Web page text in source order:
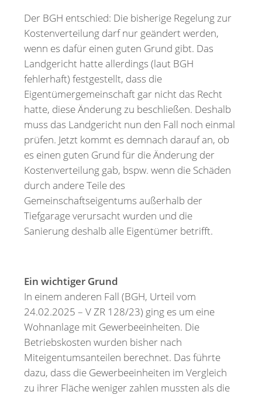
Der BGH entschied: Die bisherige Regelung zur
Kostenverteilung darf nur geändert werden,
wenn es dafür einen guten Grund gibt. Das
Landgericht hatte allerdings (laut BGH
fehlerhaft) festgestellt, dass die
Eigentümergemeinschaft gar nicht das Recht
hatte, diese Änderung zu beschließen. Deshalb
muss das Landgericht nun den Fall noch einmal
prüfen. Jetzt kommt es demnach darauf an, ob
es einen guten Grund für die Änderung der
Kostenverteilung gab, bspw. wenn die Schäden
durch andere Teile des
Gemeinschaftseigentums außerhalb der
Tiefgarage verursacht wurden und die
Sanierung deshalb alle Eigentümer betrifft.
Ein wichtiger Grund
In einem anderen Fall (BGH, Urteil vom
24.02.2025 – V ZR 128/23) ging es um eine
Wohnanlage mit Gewerbeeinheiten. Die
Betriebskosten wurden bisher nach
Miteigentumsanteilen berechnet. Das führte
dazu, dass die Gewerbeeinheiten im Vergleich
zu ihrer Fläche weniger zahlen mussten als die